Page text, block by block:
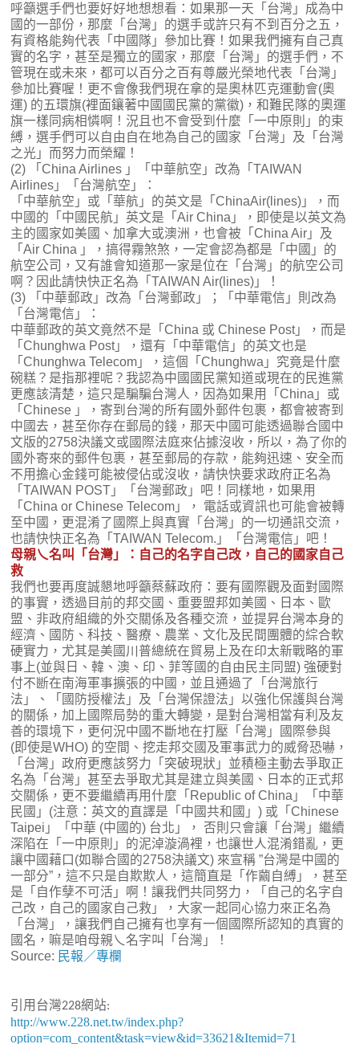
呼籲選手們也要好好地想想看：如果那一天「台灣」成為中
國的一部份，那麼「台灣」的選手或許只有不到百分之五，
有資格能夠代表「中國隊」參加比賽！如果我們擁有自己真
實的名字，甚至是獨立的國家，那麼「台灣」的選手們，不
管現在或未來，都可以百分之百有尊嚴光榮地代表「台灣」
參加比賽喔！更不會像我們現在拿的是奧林匹克運動會(奧
運) 的五環旗(裡面鑲著中國國民黨的黨徽)，和難民隊的奧運
旗一樣同病相憐啊！況且也不會受到什麼「一中原則」的束
縛，選手們可以自由自在地為自己的國家「台灣」及「台灣
之光」而努力而榮耀！
(2) 「China Airlines 」「中華航空」改為「TAIWAN
Airlines」「台灣航空」：
「中華航空」或「華航」的英文是「ChinaAir(lines)」，而
中國的「中國民航」英文是「Air China」，即使是以英文為
主的國家如美國、加拿大或澳洲，也會被「China Air」及
「Air China 」，搞得霧煞煞，一定會認為都是「中國」的
航空公司，又有誰會知道那一家是位在「台灣」的航空公司
啊？因此請快快正名為「TAIWAN Air(lines)」！
(3) 「中華郵政」改為「台灣郵政」；「中華電信」則改為
「台灣電信」：
中華郵政的英文竟然不是「China 或 Chinese Post」，而是
「Chunghwa Post」，還有「中華電信」的英文也是
「Chunghwa Telecom」，這個「Chunghwa」究竟是什麼
碗糕？是指那裡呢？我認為中國國民黨知道或現在的民進黨
更應該清楚，這只是騙騙台灣人，因為如果用「China」或
「Chinese 」，寄到台灣的所有國外郵件包裹，都會被寄到
中國去，甚至你存在郵局的錢，那天中國可能透過聯合國中
文版的2758決議文或國際法庭來佔據沒收，所以，為了你的
國外寄來的郵件包裹，甚至郵局的存款，能夠迅速、安全而
不用擔心金錢可能被侵佔或沒收，請快快要求政府正名為
「TAIWAN POST」「台灣郵政」吧！同樣地，如果用
「China or Chinese Telecom」， 電話或資訊也可能會被轉
至中國，更混淆了國際上與真實「台灣」的一切通訊交流，
也請快快正名為「TAIWAN Telecom.」「台灣電信」吧！
母親乀名叫「台灣」：自己的名字自己改，自己的國家自己
救
我們也要再度誠懇地呼籲蔡蘇政府：要有國際觀及面對國際
的事實，透過目前的邦交國、重要盟邦如美國、日本、歐
盟、非政府組織的外交關係及各種交流，並提昇台灣本身的
經濟、國防、科技、醫療、農業、文化及民間團體的綜合軟
硬實力，尤其是美國川普總統在貿易上及在印太新戰略的軍
事上(並與日、韓、澳、印、菲等國的自由民主同盟) 強硬對
付不㫁在南海軍事擴張的中國，並且通過了「台灣旅行
法」、「國防授權法」及「台灣保證法」以強化保護與台灣
的關係，加上國際局勢的重大轉變，是對台灣相當有利及友
善的環境下，更何況中國不斷地在打壓「台灣」國際參與
(即使是WHO) 的空間、挖走邦交國及軍事武力的威脅恐嚇，
「台灣」政府更應該努力「突破現狀」並積極主動去爭取正
名為「台灣」甚至去爭取尤其是建立與美國、日本的正式邦
交關係，更不要繼續再用什麼「Republic of China」「中華
民國」(注意：英文的直譯是「中國共和國」) 或「Chinese
Taipei」「中華 (中國的) 台北」， 否則只會讓「台灣」繼續
深陷在「一中原則」的泥淖漩渦裡，也讓世人混淆錯亂，更
讓中國藉口(如聯合國的2758決議文) 來宣稱 ”台灣是中國的
一部分”，這不只是自欺欺人，這簡直是「作繭自縛」，甚至
是「自作孽不可活」啊！讓我們共同努力，「自己的名字自
己改，自己的國家自己救」，大家一起同心協力來正名為
「台灣」，讓我們自己擁有也享有一個國際所認知的真實的
國名，嘛是咱母親乀名字叫「台灣」！
Source: 民報／專欄
引用台灣228網站:
http://www.228.net.tw/index.php?
option=com_content&task=view&id=33621&Itemid=71